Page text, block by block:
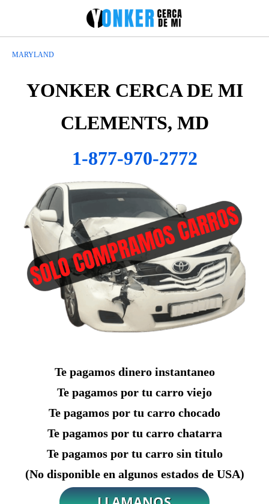
MARYLAND
YONKER CERCA DE MI
CLEMENTS, MD
1-877-970-2772
Te pagamos dinero instantaneo
Te pagamos por tu carro viejo
Te pagamos por tu carro chocado
Te pagamos por tu carro chatarra
Te pagamos por tu carro sin titulo
(No disponible en algunos estados de USA)